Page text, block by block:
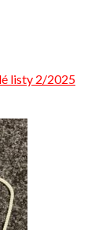
listy 2/2025